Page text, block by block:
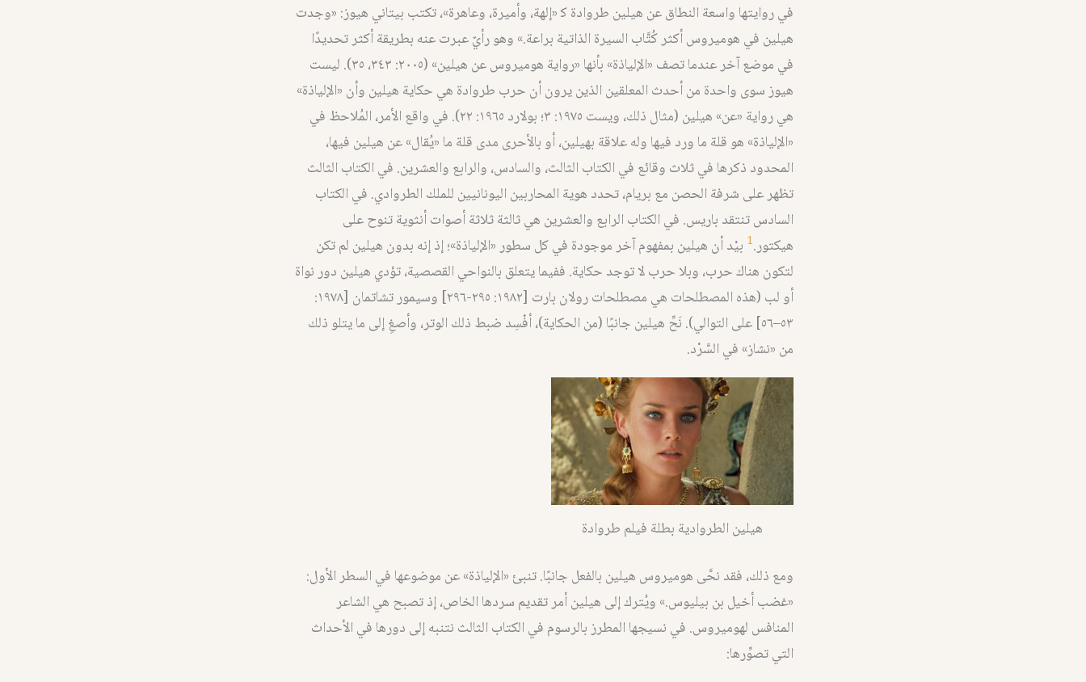
في روايتها واسعة النطاق عن هيلين طروادة ﮐ «إلهة، وأميرة، وعاهرة»، تكتب بيتاني هيوز: «وجدت
هيلين في هوميروس أكثر كُتَّاب السيرة الذاتية براعة.» وهو رأيٌ عبرت عنه بطريقة أكثر تحديدًا
في موضع آخر عندما تصف «الإلياذة» بأنها «رواية هوميروس عن هيلين» (٢٠٠٥: ٣٤٣، ٣٥). ليست
هيوز سوى واحدة من أحدث المعلقين الذين يرون أن حرب طروادة هي حكاية هيلين وأن «الإلياذة»
هي رواية «عن» هيلين (مثال ذلك، ويست ١٩٧٥: ٣؛ بولارد ١٩٦٥: ٢٢). في واقع الأمر، المُلاحظ في
«الإلياذة» هو قلة ما ورد فيها وله علاقة بهيلين، أو بالأحرى مدى قلة ما «يُقال» عن هيلين فيها،
المحدود ذكرها في ثلاث وقائع في الكتاب الثالث، والسادس، والرابع والعشرين. في الكتاب الثالث
تظهر على شرفة الحصن مع بريام، تحدد هوية المحاربين اليونانيين للملك الطروادي. في الكتاب
السادس تنتقد باريس. في الكتاب الرابع والعشرين هي ثالثة ثلاثة أصوات أنثوية تنوح على
هيكتور.1 بيْد أن هيلين بمفهوم آخر موجودة في كل سطور «الإلياذة»؛ إذ إنه بدون هيلين لم تكن
لتكون هناك حرب، وبلا حرب لا توجد حكاية. ففيما يتعلق بالنواحي القصصية، تؤدي هيلين دور نواة
أو لب (هذه المصطلحات هي مصطلحات رولان بارت [١٩٨٢: ٢٩٥-٢٩٦] وسيمور تشاتمان [١٩٧٨:
٥٣–٥٦] على التوالي). نَحِّ هيلين جانبًا (من الحكاية)، أفْسِد ضبط ذلك الوتر، وأصغِ إلى ما يتلو ذلك
من «نشاز» في السَّرْد.
هيلين الطروادية بطلة فيلم طروادة
ومع ذلك، فقد نحَّى هوميروس هيلين بالفعل جانبًا. تنبئ «الإلياذة» عن موضوعها في السطر الأول:
«غضب أخيل بن بيليوس.» ويُترك إلى هيلين أمر تقديم سردها الخاص، إذ تصبح هي الشاعر
المنافس لهوميروس. في نسيجها المطرز بالرسوم في الكتاب الثالث نتنبه إلى دورها في الأحداث
التي تصوِّرها: